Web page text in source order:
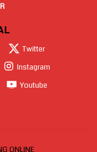
Twitter
Instagram
Youtube
ONLINE